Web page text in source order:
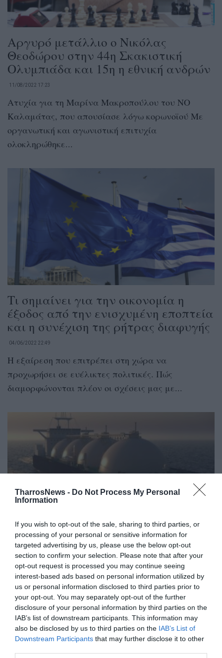
TharrosNews - Do Not Process My Personal
Information
If you wish to opt-out of the sale, sharing to third parties, or
processing of your personal or sensitive information for
targeted advertising by us, please use the below opt-out
section to confirm your selection. Please note that after your
opt-out request is processed you may continue seeing
interest-based ads based on personal information utilized by
us or personal information disclosed to third parties prior to
your opt-out. You may separately opt-out of the further
disclosure of your personal information by third parties on the
IAB’s list of downstream participants. This information may
also be disclosed by us to third parties on the IAB’s List of
Downstream Participants that may further disclose it to other
Αργυρό μετάλλιο ο Νικόλας
Θεοδώρου στην 44η Σκακιστική
Ολυμπιάδα και 15η η εθνική ανδρών
11/08/2022 17:23
Ατυχία για τη Μαρίνα Μακροπούλου του ΝΟ
Καλαμάτας, που απουσίασε λόγω κορωνοϊού Με
οργανωτική και αγωνιστική επιτυχία
ολοκληρώθηκε...
Τι σημαίνει για την οικονομία η
έξοδος από την ενισχυμένη εποπτεία
και η συνέχιση της ρήτρας διαφυγής
04/06/2022 22:49
Η εξαίρεση που επιτρέπει στη χώρα να
προχωρήσει σε ευέλικτες πολιτικές. Πώς
διαμορφώνονται πλέον οι σχέσεις μας με...
Ούρσουλα φον ντερ Λάιεν: Σύντομα
σε λειτουργία νέοι τερματικοί
σταθμοί LNG σε Ελλάδα και Κύπρο
24/05/2022 14:12
Στην επιτακτική ανάγκη της διαφοροποίησης της
ΕΕ από τα ορυκτά καύσιμα εστίασε η πρόεδρος της
Ευρωπαϊκής Επιτροπής, Ούρσουλα...